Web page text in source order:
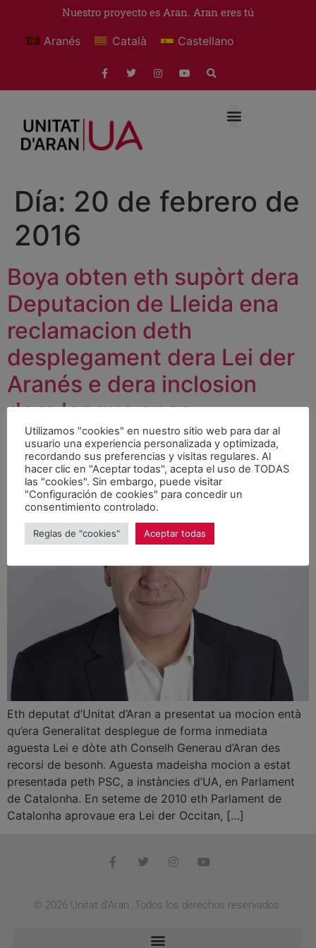
Nuestro proyecto es Aran. Aran eres tú
Aranés Català Castellano
Día: 20 de febrero de
2016
Boya obten eth supòrt dera
Deputacion de Lleida ena
reclamacion deth
desplegament dera Lei der
Aranés e dera inclosion
dera lengua enes
curriculums d’educacion
primària
Eth deputat d’Unitat d’Aran a presentat ua mocion entà
qu’era Generalitat desplegue de forma inmediata
aguesta Lei e dòte ath Conselh Generau d’Aran des
recorsi de besonh. Aguesta madeisha mocion a estat
presentada peth PSC, a instàncies d’UA, en Parlament
de Catalonha. En seteme de 2010 eth Parlament de
Catalonha aprovaue era Lei der Occitan, […]
© 2026 Unitat d'Aran. Todos los derechos reservados.
Utilizamos "cookies" en nuestro sitio web para dar al
usuario una experiencia personalizada y optimizada,
recordando sus preferencias y visitas regulares. Al
hacer clic en "Aceptar todas", acepta el uso de TODAS
las "cookies". Sin embargo, puede visitar
"Configuración de cookies" para concedir un
consentimiento controlado.
Reglas de "cookies" Aceptar todas